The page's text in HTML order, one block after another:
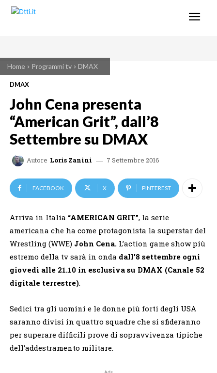
Home Programmi tv DMAX
DMAX
John Cena presenta
“American Grit”, dall’8
Settembre su DMAX
Autore Loris Zanini 7 Settembre 2016
FACEBOOK X PINTEREST
Arriva in Italia “AMERICAN GRIT”, la serie
americana che ha come protagonista la superstar del
Wrestling (WWE) John Cena. L’action game show più
estremo della tv sarà in onda dall’8 settembre ogni
giovedì alle 21.10 in esclusiva su DMAX (Canale 52
digitale terrestre).
Sedici tra gli uomini e le donne più forti degli USA
saranno divisi in quattro squadre che si sfideranno
per superare difficili prove di sopravvivenza tipiche
dell’addestramento militare.